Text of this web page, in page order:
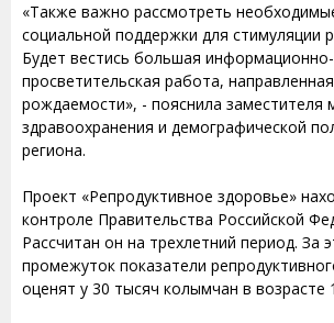
«Также важно рассмотреть
социальной поддержки для стимуляции
Будет вестись большая информационно-
просветительская работа,
рождаемости», - пояснила заместителя
здравоохранения и демографической
региона.
Проект «Репродуктивное здоровье»
контроле Правительства Российской
Рассчитан он на трехлетний период. За
промежуток показатели
оценят у 30 тысяч колымчан в возрасте